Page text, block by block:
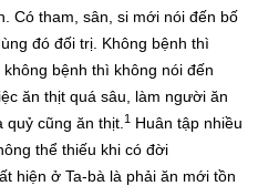
Có tham, sân, si mới nói đến bố
đó đối trị. Không bệnh thì
bệnh thì không nói đến
ăn thịt quá sâu, làm người ăn
cũng ăn thịt. 1 Huân tập nhiều
thể thiếu khi có đời
hiện ở Ta-bà là phải ăn mới tồn